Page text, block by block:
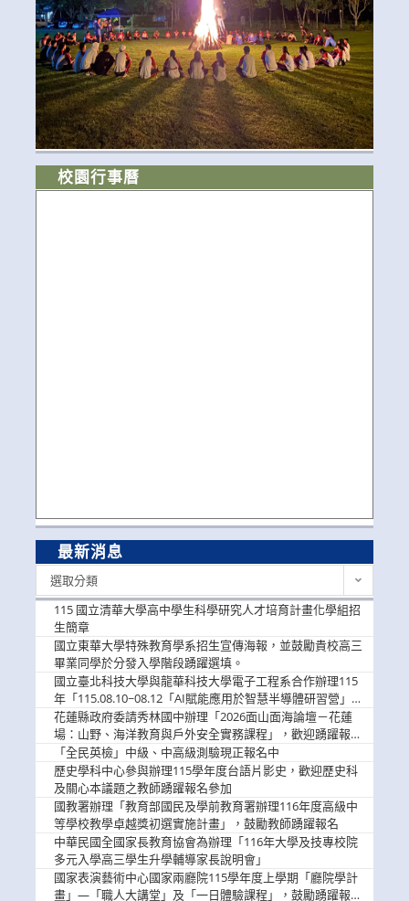
校園行事曆
最新消息
選取分類
115 國立清華大學高中學生科學研究人才培育計畫化學組招
生簡章
國立東華大學特殊教育學系招生宣傳海報，並鼓勵貴校高三
畢業同學於分發入學階段踴躍選填。
國立臺北科技大學與龍華科技大學電子工程系合作辦理115
年「115.08.10~08.12「AI賦能應用於智慧半導體研習營」，
歡迎學生踴躍報名參加
花蓮縣政府委請秀林國中辦理「2026面山面海論壇－花蓮
場：山野、海洋教育與戶外安全實務課程」，歡迎踴躍報名
參加
「全民英檢」中級、中高級測驗現正報名中
歷史學科中心參與辦理115學年度台語片影史，歡迎歷史科
及關心本議題之教師踴躍報名參加
國教署辦理「教育部國民及學前教育署辦理116年度高級中
等學校教學卓越獎初選實施計畫」，鼓勵教師踴躍報名
中華民國全國家長教育協會為辦理「116年大學及技專校院
多元入學高三學生升學輔導家長說明會」
國家表演藝術中心國家兩廳院115學年度上學期「廳院學計
畫」—「職人大講堂」及「一日體驗課程」，鼓勵踴躍報名